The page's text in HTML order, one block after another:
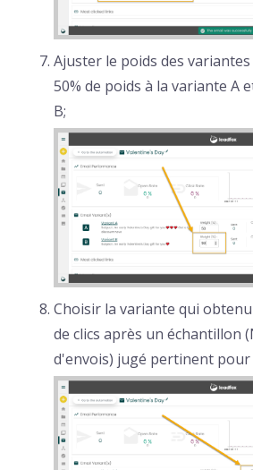
Ajuster le poids des
50% de poids à la variante A
B;
Choisir la variante qui
de clics après un échantillon
d'envois) jugé pertinent pour